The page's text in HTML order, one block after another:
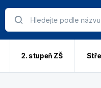
2. stupeň ZŠ